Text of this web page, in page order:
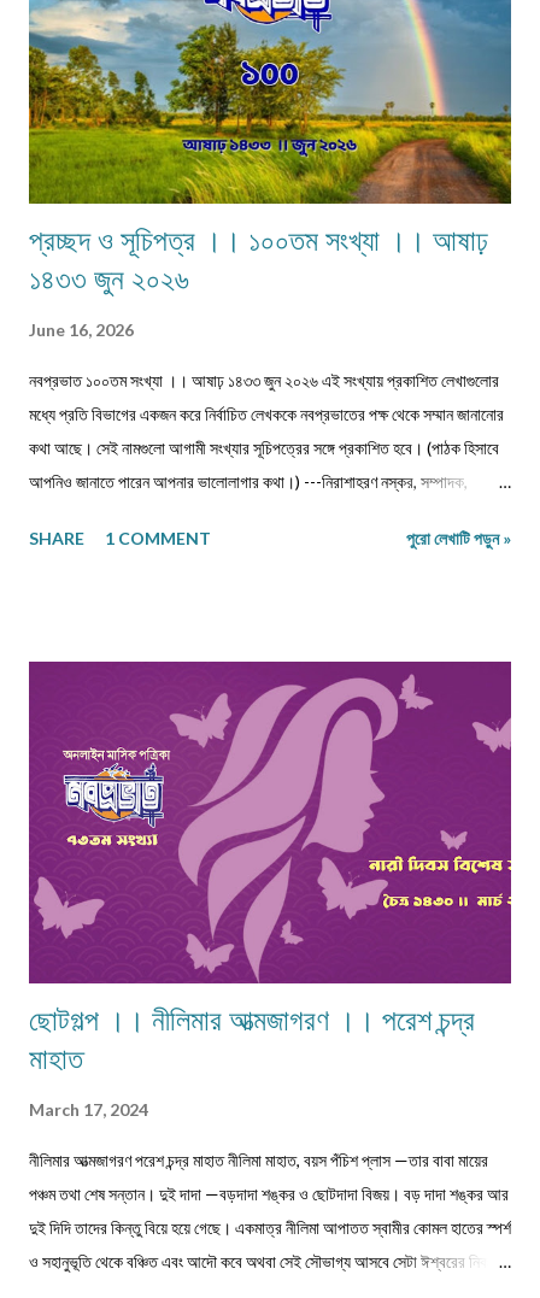
প্রচ্ছদ ও সূচিপত্র ।। ১০০তম সংখ্যা ।। আষাঢ়
১৪৩৩ জুন ২০২৬
June 16, 2026
নবপ্রভাত ১০০তম সংখ্যা ।। আষাঢ় ১৪৩৩ জুন ২০২৬ এই সংখ্যায় প্রকাশিত লেখাগুলোর
মধ্যে প্রতি বিভাগের একজন করে নির্বাচিত লেখককে নবপ্রভাতের পক্ষ থেকে সম্মান জানানোর
কথা আছে। সেই নামগুলো আগামী সংখ্যার সূচিপত্রের সঙ্গে প্রকাশিত হবে। (পাঠক হিসাবে
আপনিও জানাতে পারেন আপনার ভালোলাগার কথা।) ---নিরাশাহরণ নস্কর, সম্পাদক,
প্রবীণ জনগণ ।। শ্যামল হুদাতী একাকীত্বের ছাদ থেকে পতন : অনিক দত্ত ও মানুষের
।। সুমন বিপ্লব ফিচার ।। চা দিবস ।। অশোক বন্দ্যোপাধ্যায় ফিচার ।। বর্তমান
প্রেক্ষাপটে আন্তর্জাতিক জীববৈচিত্... রম্যনাটিকা ।। পাত্র দেখা ।। সুশীল বন্দ্যোপাধ্যায়
ভ্রমণকাহিনি মাজান্দারান: কাস্পিয়ান সাগরের তীর... ঝরণার গান শুনতে ।। ...
SHARE 1 COMMENT পুরো লেখাটি পড়ুন »
ছোটগল্প ।। নীলিমার আত্মজাগরণ ।। পরেশ চন্দ্র
মাহাত
March 17, 2024
নীলিমার আত্মজাগরণ পরেশ চন্দ্র মাহাত নীলিমা মাহাত, বয়স পঁচিশ প্লাস —তার বাবা মায়ের
পঞ্চম তথা শেষ সন্তান। দুই দাদা —বড়দাদা শঙ্কর ও ছোটদাদা বিজয়। বড় দাদা শঙ্কর আর
দুই দিদি তাদের কিন্তু বিয়ে হয়ে গেছে। একমাত্র নীলিমা আপাতত স্বামীর কোমল হাতের স্পর্শ
ও সহানুভূতি থেকে বঞ্চিত এবং আদৌ কবে অথবা সেই সৌভাগ্য আসবে সেটা ঈশ্বরের নিকটই